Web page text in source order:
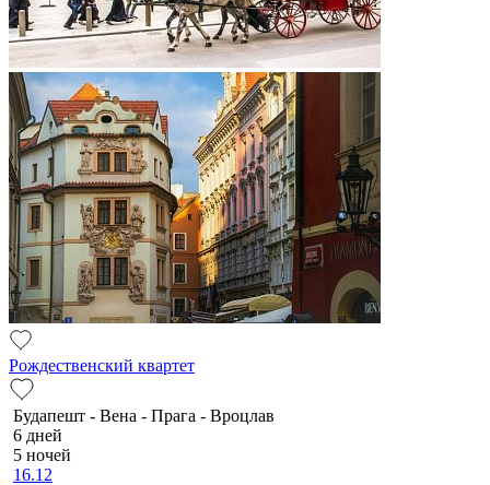
Рождественский квартет
Будапешт - Вена - Прага - Вроцлав
6 дней
5 ночей
16.12